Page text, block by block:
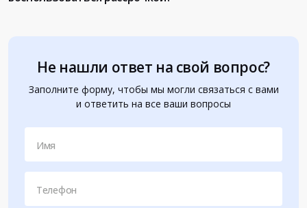
Не нашли ответ на свой вопрос?
Заполните форму, чтобы мы могли связаться с вами
и ответить на все ваши вопросы
Имя
Телефон